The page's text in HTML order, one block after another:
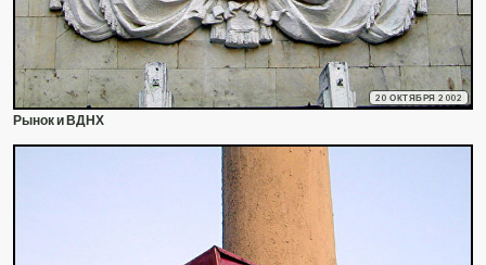
20 ОКТЯБРЯ 2002
Рынок и ВДНХ